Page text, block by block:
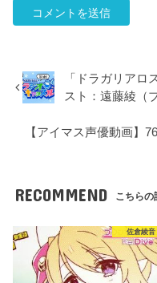
「ドラガリア
スト：遠藤綾（
【アイマス声優動画】
RECOMMEND こちらの
佐倉綾音